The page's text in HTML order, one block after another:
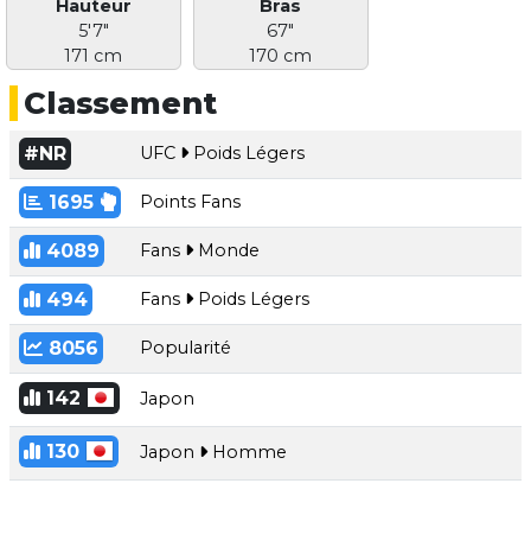
Hauteur
5'7"
171 cm
Bras
67"
170 cm
Classement
#NR UFC Poids Légers
1695 Points Fans
4089 Fans Monde
494 Fans Poids Légers
8056 Popularité
142 Japon
130 Japon Homme